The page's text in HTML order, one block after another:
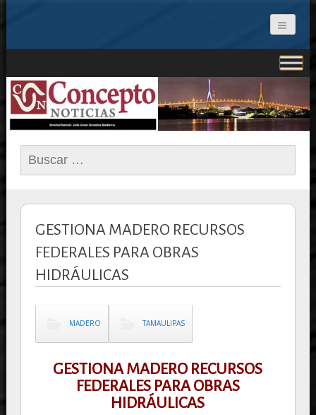
CONCEPTO NOTICIAS
Buscar:
GESTIONA MADERO RECURSOS
FEDERALES PARA OBRAS
HIDRÁULICAS
MADERO TAMAULIPAS
GESTIONA MADERO RECURSOS
FEDERALES PARA OBRAS
HIDRÁULICAS